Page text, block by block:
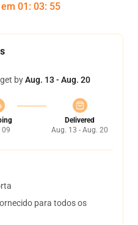
01 : 03: 54
byAug. 13 - Aug. 20
09
Delivered
Aug. 13 - Aug. 20
para todos os